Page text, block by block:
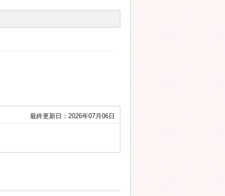
最終更新日：2026年07月06日